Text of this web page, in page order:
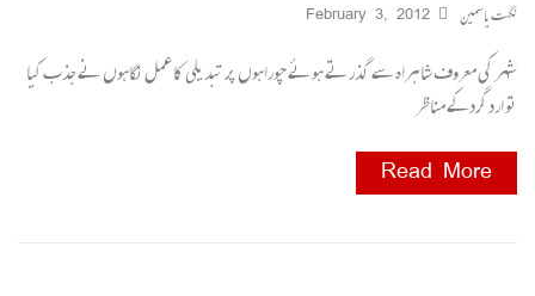
نگہت یاسمین February 3, 2012
شہر کی معروف شاہراہ سے گذرتے ہوئے چوراہوں پر تبدیلی کا عمل نگاہوں نے جذب کیا
تو ارد گردکے مناظر
Read More